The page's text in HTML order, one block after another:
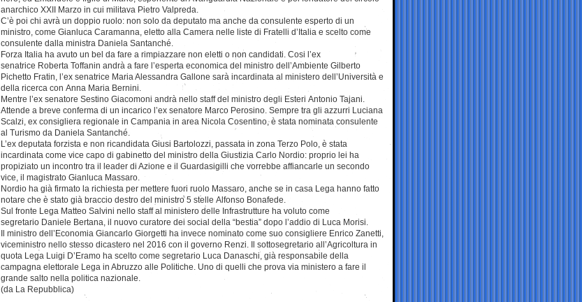
anarchico XXII Marzo in cui militava Pietro Valpreda.
C’è poi chi avrà un doppio ruolo: non solo da deputato ma anche da consulente esperto di un
ministro, come Gianluca Caramanna, eletto alla Camera nelle liste di Fratelli d’Italia e scelto come
consulente dalla ministra Daniela Santanché.
Forza Italia ha avuto un bel da fare a rimpiazzare non eletti o non candidati. Cosi l’ex
senatrice Roberta Toffanin andrà a fare l’esperta economica del ministro dell’Ambiente Gilberto
Pichetto Fratin, l’ex senatrice Maria Alessandra Gallone sarà incardinata al ministero dell’Università e
della ricerca con Anna Maria Bernini.
Mentre l’ex senatore Sestino Giacomoni andrà nello staff del ministro degli Esteri Antonio Tajani.
Attende a breve conferma di un incarico l’ex senatore Marco Perosino. Sempre tra gli azzurri Luciana
Scalzi, ex consigliera regionale in Campania in area Nicola Cosentino, è stata nominata consulente
al Turismo da Daniela Santanché.
L’ex deputata forzista e non ricandidata Giusi Bartolozzi, passata in zona Terzo Polo, è stata
incardinata come vice capo di gabinetto del ministro della Giustizia Carlo Nordio: proprio lei ha
propiziato un incontro tra il leader di Azione e il Guardasigilli che vorrebbe affiancarle un secondo
vice, il magistrato Gianluca Massaro.
Nordio ha già firmato la richiesta per mettere fuori ruolo Massaro, anche se in casa Lega hanno fatto
notare che è stato già braccio destro del ministro 5 stelle Alfonso Bonafede.
Sul fronte Lega Matteo Salvini nello staff al ministero delle Infrastrutture ha voluto come
segretario Daniele Bertana, il nuovo curatore dei social della “bestia” dopo l’addio di Luca Morisi.
Il ministro dell’Economia Giancarlo Giorgetti ha invece nominato come suo consigliere Enrico Zanetti,
viceministro nello stesso dicastero nel 2016 con il governo Renzi. Il sottosegretario all’Agricoltura in
quota Lega Luigi D’Eramo ha scelto come segretario Luca Danaschi, già responsabile della
campagna elettorale Lega in Abruzzo alle Politiche. Uno di quelli che prova via ministero a fare il
grande salto nella politica nazionale.
(da La Repubblica)